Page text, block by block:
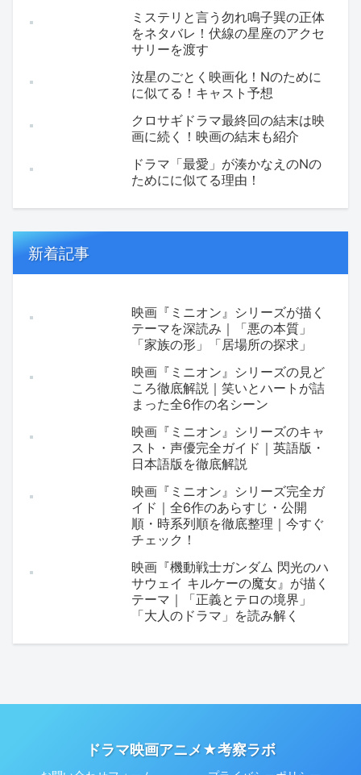
ミステリと言う勿れ鳴子巽の正体
をネタバレ！伏線の星座のアクセ
サリーを渡す
汝星のごとく映画化！Nのために
に似てる！キャスト予想
クロサギドラマ最終回の結末は映
画に続く！映画の結末も紹介
ドラマ「最愛」が湊かなえのNの
ためにに似てる理由！
新着記事
映画『ミニオン』シリーズが描く
テーマを深読み｜「悪の本質」
「家族の形」「居場所の探求」
映画『ミニオン』シリーズの見ど
ころ徹底解説｜笑いとハートが詰
まった全6作の名シーン
映画『ミニオン』シリーズのキャ
スト・声優完全ガイド｜英語版・
日本語版を徹底解説
映画『ミニオン』シリーズ完全ガ
イド｜全6作のあらすじ・公開
順・時系列順を徹底整理｜今すぐ
チェック！
映画『機動戦士ガンダム 閃光のハ
サウェイ キルケーの魔女』が描く
テーマ｜「正義とテロの境界」
「大人のドラマ」を読み解く
ドラマ映画アニメ★考察ラボ